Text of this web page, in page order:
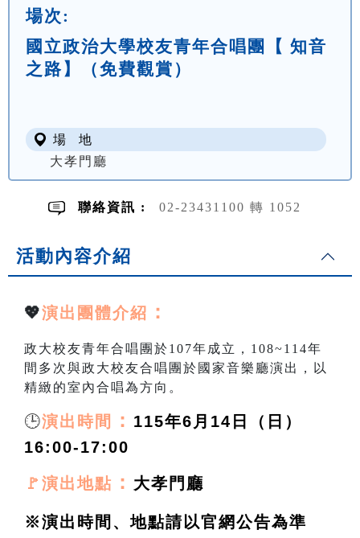
場次:
國立政治大學校友青年合唱團【 知音
之路】（免費觀賞）
場 地
大孝門廳
聯絡資訊 : 02-23431100 轉 1052
活動內容介紹
💖演出團體介紹 ：
政大校友青年合唱團於107年成立，108~114年
間多次與政大校友合唱團於國家音樂廳演出，以
精緻的室內合唱為方向。
🕒演出時間 ： 115年6月14日（日）
16:00-17:00
🚩演出地點 ： 大孝門廳
※演出時間、地點請以官網公告為準